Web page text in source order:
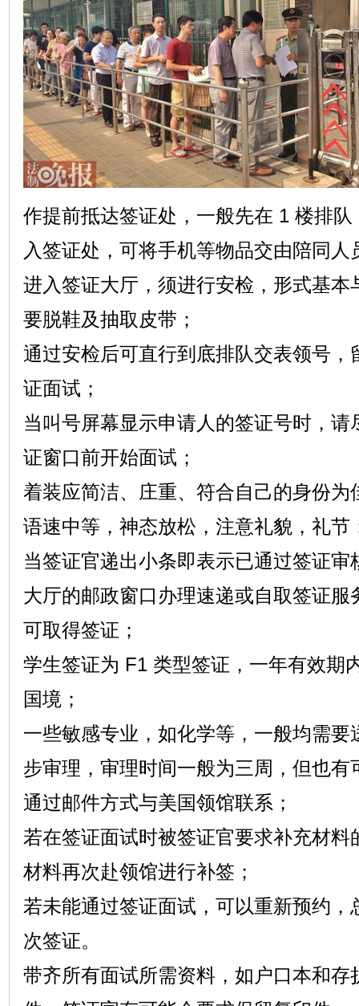
作提前抵达签证处，一般先在 1 楼排
入签证处，可将手机等物品交由陪同人
进入签证大厅，须进行安检，形式基本
要脱鞋及抽取皮带；
通过安检后可直行到底排队交表领号，
证面试；
当叫号屏幕显示申请人的签证号时，请
证窗口前开始面试；
着装应简洁、庄重、符合自己的身份为
语速中等，神态放松，注意礼貌，礼节
当签证官递出小条即表示已通过签证审
大厅的邮政窗口办理速递或自取签证服
可取得签证；
学生签证为 F1 类型签证，一年有效期
国境；
一些敏感专业，如化学等，一般均需要
步审理，审理时间一般为三周，但也有
通过邮件方式与美国领馆联系；
若在签证面试时被签证官要求补充材料
材料再次赴领馆进行补签；
若未能通过签证面试，可以重新预约，
次签证。
带齐所有面试所需资料，如户口本和存